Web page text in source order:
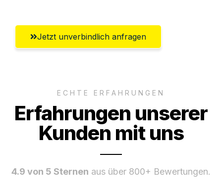
Jetzt unverbindlich anfragen
ECHTE ERFAHRUNGEN
Erfahrungen unserer
Kunden mit uns
4.9 von 5 Sternen aus über 800+ Bewertungen.